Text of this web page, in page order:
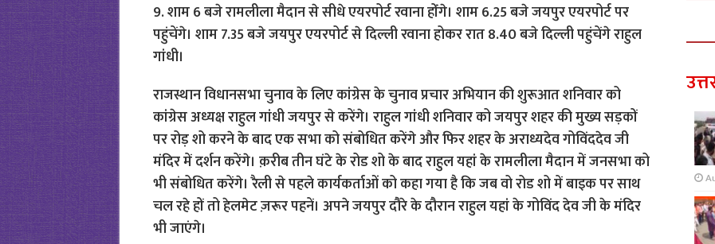
9. शाम 6 बजे रामलीला मैदान से सीधे एयरपोर्ट रवाना होंंगे। शाम 6.25 बजे जयपुर एयरपोर्ट पर
पहुंचेंगे। शाम 7.35 बजे जयपुर एयरपोर्ट से दिल्ली रवाना होकर रात 8.40 बजे दिल्ली पहुंचेंगे राहुल
गांधी।
राजस्थान विधानसभा चुनाव के लिए कांग्रेस के चुनाव प्रचार अभियान की शुरूआत शनिवार को
कांग्रेस अध्यक्ष राहुल गांधी जयपुर से करेंगे। राहुल गांधी शनिवार को जयपुर शहर की मुख्य सड़कों
पर रोड़ शो करने के बाद एक सभा को संबोधित करेंगे और फिर शहर के अराध्यदेव गोविंददेव जी
मंदिर में दर्शन करेंगे। क़रीब तीन घंटे के रोड शो के बाद राहुल यहां के रामलीला मैदान में जनसभा को
भी संबोधित करेंगे। रैली से पहले कार्यकर्ताओं को कहा गया है कि जब वो रोड शो में बाइक पर साथ
चल रहे हों तो हेलमेट ज़रूर पहनें। अपने जयपुर दौरे के दौरान राहुल यहां के गोविंद देव जी के मंदिर
भी जाएंगे।